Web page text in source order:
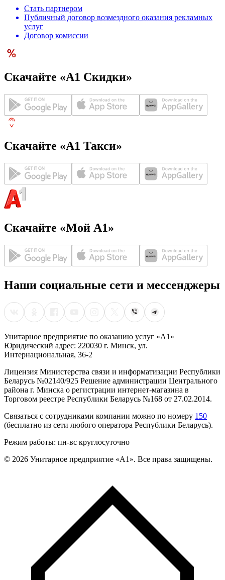
Стать партнером
Публичный договор возмездного оказания рекламных
услуг
Договор комиссии
Скачайте «А1 Скидки»
Скачайте «А1 Такси»
Скачайте «Мой А1»
Наши социальные сети и мессенджеры
Унитарное предприятие по оказанию услуг «А1»
Юридический адрес: 220030 г. Минск, ул.
Интернациональная, 36-2
Лицензия Министерства связи и информатизации Республики
Беларусь №02140/925 Решение администрации Центрального
района г. Минска о регистрации интернет-магазина в
Торговом реестре Республики Беларусь №168 от 27.02.2014.
Связаться с сотрудниками компании можно по номеру 150
(бесплатно из сети любого оператора Республики Беларусь).
Режим работы: пн-вс круглосуточно
© 2026 Унитарное предприятие «А1». Все права защищены.